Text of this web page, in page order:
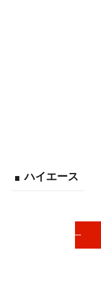
ハイエース